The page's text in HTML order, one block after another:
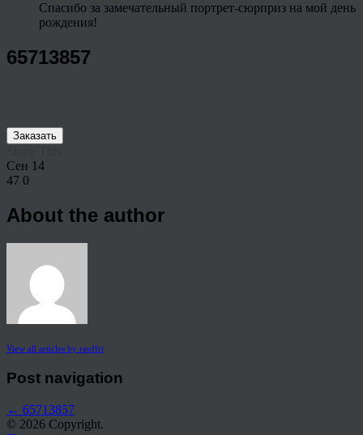
Спасибо за замечательный портрет-сюрприз на мой день
рождения!
65713857
Заказать
Сен 14
47 0
About the author
View all articles by rauffri
Post navigation
← 65713857
© 2026 Copyright.